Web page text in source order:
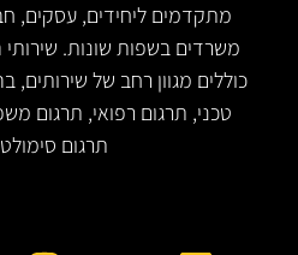
מתקדמים ליחידים, עסקים,
משרדים בשפות שונות.
כוללים מגוון רחב של שירותים,
טכני, תרגום רפואי, תרגום
תרגום